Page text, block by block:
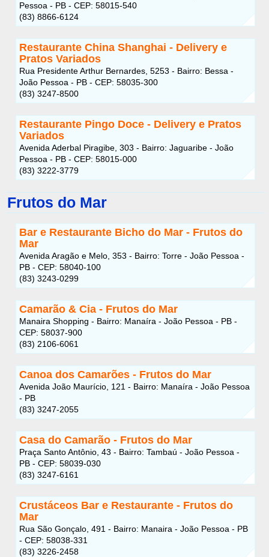
Pessoa - PB - CEP: 58015-540
(83) 8866-6124
Restaurante China Shanghai - Delivery e
Pratos Variados
Rua Presidente Arthur Bernardes, 5253 - Bairro: Bessa -
João Pessoa - PB - CEP: 58035-300
(83) 3247-8500
Restaurante Pingo Doce - Delivery e Pratos
Variados
Avenida Aderbal Piragibe, 303 - Bairro: Jaguaribe - João
Pessoa - PB - CEP: 58015-000
(83) 3222-3779
Frutos do Mar
Bar e Restaurante Bicho do Mar - Frutos do
Mar
Avenida Aragão e Melo, 353 - Bairro: Torre - João Pessoa -
PB - CEP: 58040-100
(83) 3243-0299
Camarão & Cia - Frutos do Mar
Manaira Shopping - Bairro: Manaíra - João Pessoa - PB -
CEP: 58037-900
(83) 2106-6061
Canoa dos Camarões - Frutos do Mar
Avenida João Maurício, 121 - Bairro: Manaíra - João Pessoa
- PB
(83) 3247-2055
Casa do Camarão - Frutos do Mar
Praça Santo Antônio, 43 - Bairro: Tambaú - João Pessoa -
PB - CEP: 58039-030
(83) 3247-6161
Crustáceos Bar e Restaurante - Frutos do
Mar
Rua São Gonçalo, 491 - Bairro: Manaira - João Pessoa - PB
- CEP: 58038-331
(83) 3226-2458